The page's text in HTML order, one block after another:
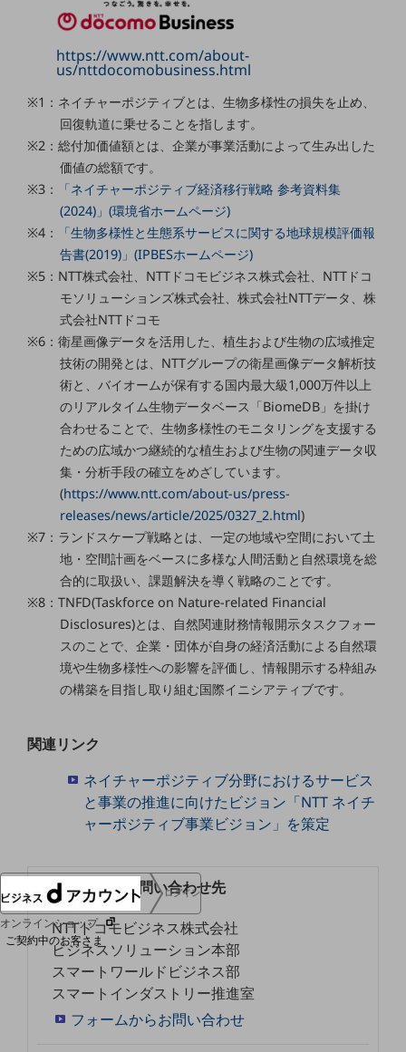
会社案内パンフレット
ニュースルームTOP
地域からの発表
重要なお知らせ
お知らせ
社外からの評価実績
サステナビリティ
サステナビリティTOP
NTTドコモビジネスグループのサステナビリティ
サステナビリティ基本方針
サステナビリティレポート
ダイバーシティ
経営情報TOP
電子公告
基礎的電気通信役務損益明細表
採用情報TOP
経験者採用
人材育成制度
広告・協賛
NTTドコモグループ
ログイン
オンラインショップ
ご契約中のお客さま
サービス別サポート情報
https://www.ntt.com/about-
us/nttdocomobusiness.html
※1：ネイチャーポジティブとは、生物多様性の損失を止め、
回復軌道に乗せることを指します。
※2：総付加価値額とは、企業が事業活動によって生み出した
価値の総額です。
※3：
「ネイチャーポジティブ経済移行戦略 参考資料集
(2024)」(環境省ホームページ)
※4：
「生物多様性と生態系サービスに関する地球規模評価報
告書(2019)」(IPBESホームページ)
※5：NTT株式会社、NTTドコモビジネス株式会社、NTTドコ
モソリューションズ株式会社、株式会社NTTデータ、株
式会社NTTドコモ
※6：衛星画像データを活用した、植生および生物の広域推定
技術の開発とは、NTTグループの衛星画像データ解析技
術と、バイオームが保有する国内最大級1,000万件以上
のリアルタイム生物データベース「BiomeDB」を掛け
合わせることで、生物多様性のモニタリングを支援する
ための広域かつ継続的な植生および生物の関連データ収
集・分析手段の確立をめざしています。
(https://www.ntt.com/about-us/press-
releases/news/article/2025/0327_2.html)
※7：ランドスケープ戦略とは、一定の地域や空間において土
地・空間計画をベースに多様な人間活動と自然環境を総
合的に取扱い、課題解決を導く戦略のことです。
※8：TNFD(Taskforce on Nature-related Financial
Disclosures)とは、自然関連財務情報開示タスクフォー
スのことで、企業・団体が自身の経済活動による自然環
境や生物多様性への影響を評価し、情報開示する枠組み
の構築を目指し取り組む国際イニシアティブです。
関連リンク
ネイチャーポジティブ分野におけるサービス
と事業の推進に向けたビジョン「NTT ネイチ
ャーポジティブ事業ビジョン」を策定
本件に関するお問い合わせ先
NTTドコモビジネス株式会社
ビジネスソリューション本部
スマートワールドビジネス部
スマートインダストリー推進室
フォームからお問い合わせ